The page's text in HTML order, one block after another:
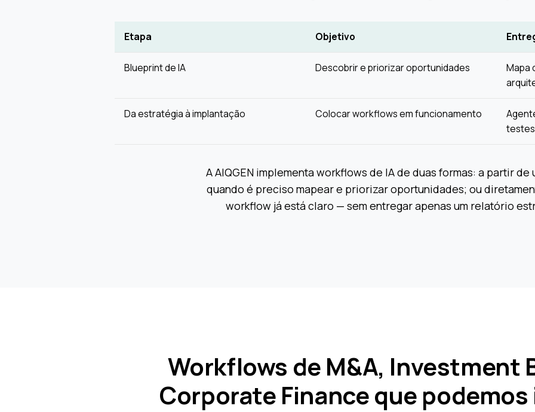
Etapa Objetivo
Blueprint de IA Descobrir e priorizar oportunidades
Mapa
Da estratégia à implantação Colocar workflows em funcionamento
A AIQGEN implementa workflows de IA de duas formas: a partir de
quando é preciso mapear e priorizar oportunidades; ou
workflow já está claro — sem entregar apenas um relatório
Workflows de M&A, Investment
Corporate Finance que